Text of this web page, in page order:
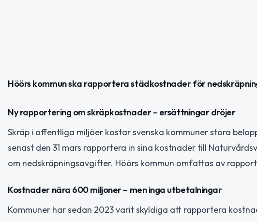
Höörs kommun ska rapportera städkostnader för
Ny rapportering om skräpkostnader – ersättningar dröjer
Skräp i offentliga miljöer kostar svenska kommuner stora
senast den 31 mars rapportera in sina kostnader till
om nedskräpningsavgifter. Höörs kommun omfattas av
Kostnader nära 600 miljoner – men inga utbetalningar
Kommuner har sedan 2023 varit skyldiga att rapportera